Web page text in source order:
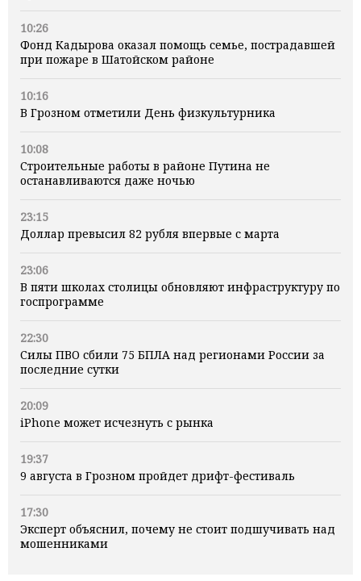
10:26
Фонд Кадырова оказал помощь семье, пострадавшей
при пожаре в Шатойском районе
10:16
В Грозном отметили День физкультурника
10:08
Строительные работы в районе Путина не
останавливаются даже ночью
23:15
Доллар превысил 82 рубля впервые с марта
23:06
В пяти школах столицы обновляют инфраструктуру по
госпрограмме
22:30
Силы ПВО сбили 75 БПЛА над регионами России за
последние сутки
20:09
iPhone может исчезнуть с рынка
19:37
9 августа в Грозном пройдет дрифт-фестиваль
17:30
Эксперт объяснил, почему не стоит подшучивать над
мошенниками